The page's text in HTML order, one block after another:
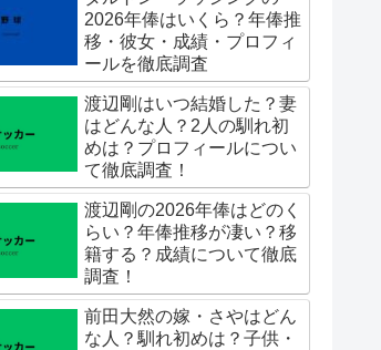
2026年俸はいくら？年俸推
移・彼女・成績・プロフィ
ールを徹底調査
渡辺剛はいつ結婚した？妻
はどんな人？2人の馴れ初
めは？プロフィールについ
て徹底調査！
渡辺剛の2026年俸はどのく
らい？年俸推移が凄い？移
籍する？成績について徹底
調査！
前田大然の嫁・さやはどん
な人？馴れ初めは？子供・